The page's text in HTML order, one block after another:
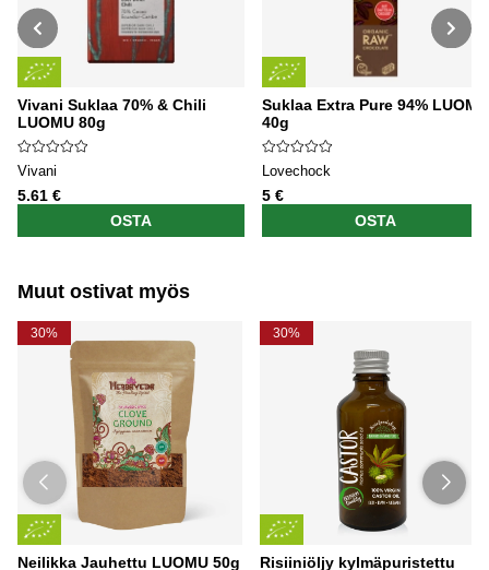
Vivani Suklaa 70% & Chili
LUOMU 80g
Vivani
5.61 €
OSTA
Suklaa Extra Pure 94% LUOMU
40g
Lovechock
5 €
OSTA
Muut ostivat myös
30%
Neilikka Jauhettu LUOMU 50g
30%
Risiiniöljy kylmäpuristettu